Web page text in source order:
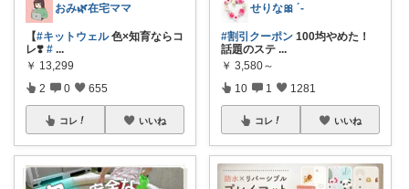
おみ🌿在宅ママ
【#キットウェル色×知育ならコ
レ❣️ # ...
￥ 13,299
2 0 655
コレ いいね
せりな🎀 ´-
#割引クーポン 100均やめた！
話題のステ ...
￥ 3,580～
10 1 1281
コレ いいね